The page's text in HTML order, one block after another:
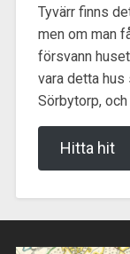
Tyvärr finns
men om man
försvann
vara detta
Sörbytorp,
Hitta hit